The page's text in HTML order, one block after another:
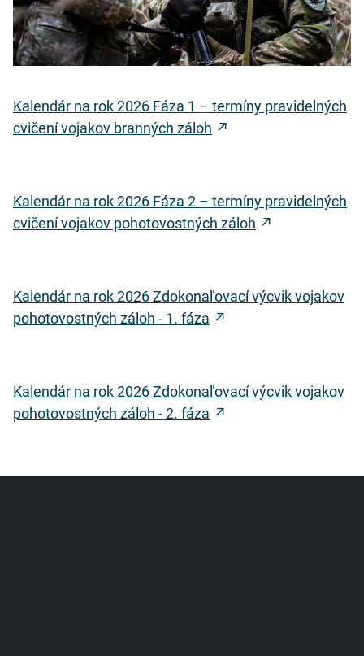
Kalendár na rok 2026 Fáza 1 – termíny pravidelných
cvičení vojakov branných záloh
Kalendár na rok 2026 Fáza 2 – termíny pravidelných
cvičení vojakov pohotovostných záloh
Kalendár na rok 2026 Zdokonaľovací výcvik vojakov
pohotovostných záloh - 1. fáza
Kalendár na rok 2026 Zdokonaľovací výcvik vojakov
pohotovostných záloh - 2. fáza